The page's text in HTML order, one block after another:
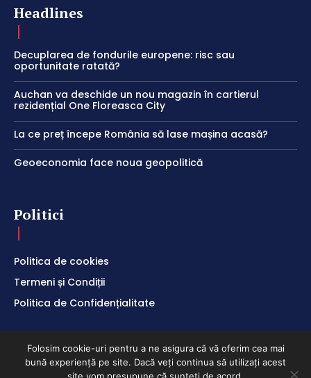
Headlines
Decuplarea de fondurile europene: risc sau
oportunitate ratată?
Auchan va deschide un nou magazin în cartierul
rezidențial One Floreasca City
La ce preț începe România să lase mașina acasă?
Geoeconomia face noua geopolitică
Politici
Politica de cookies
Termeni și Condiții
Politica de Confidențialitate
ClubEconomic @2026
Folosim cookie-uri pentru a ne asigura că vă oferim cea mai
bună experiență pe site. Dacă veți continua să utilizați acest